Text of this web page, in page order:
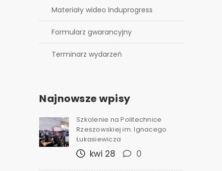
Materiały wideo Induprogress
Formularz gwarancyjny
Terminarz wydarzeń
Najnowsze wpisy
Szkolenie na Politechnice
Rzeszowskiej im. Ignacego
Łukasiewicza
kwi 28 0